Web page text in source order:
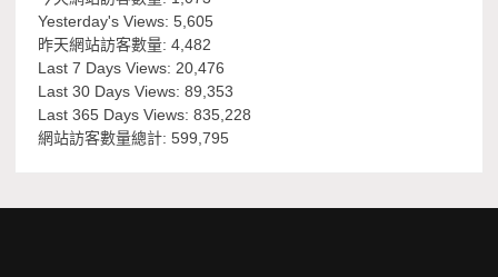
Yesterday's Views:5,605
昨天網站訪客數量:4,482
Last 7 Days Views: 20,476
Last 30 Days Views:89,353
Last 365 Days Views:835,228
網站訪客數量總計:599,795